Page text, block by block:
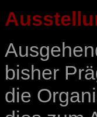
bisher
die